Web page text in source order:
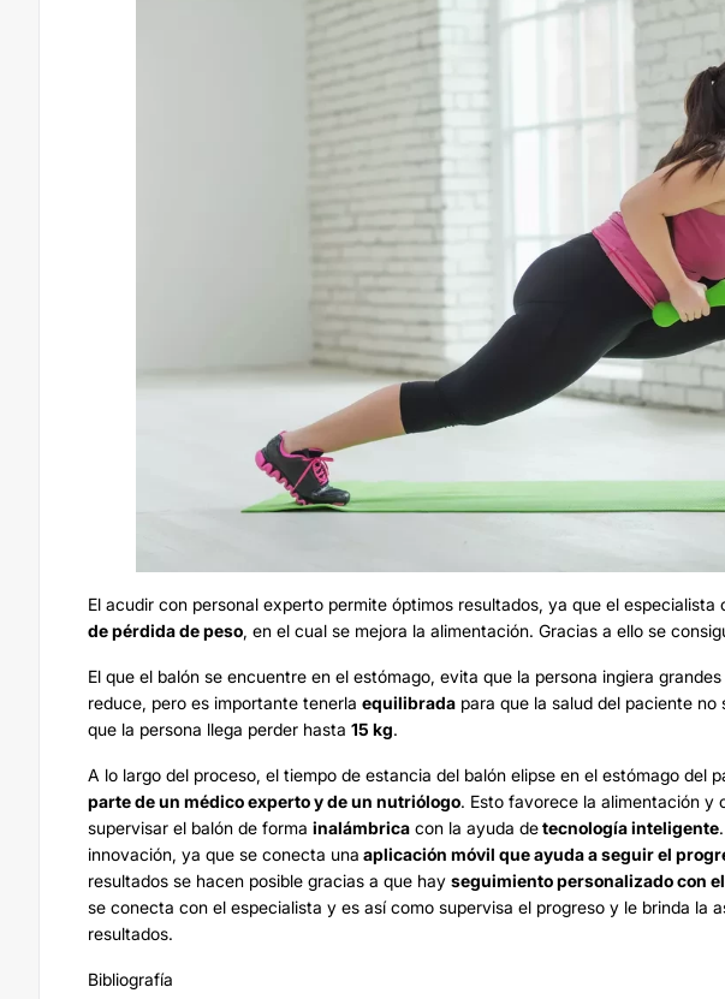
El acudir con personal experto permite óptimos resultados, ya que el especialista
de pérdida de peso, en el cual se mejora la alimentación. Gracias a ello se
El que el balón se encuentre en el estómago, evita que la persona ingiera
reduce, pero es importante tenerla equilibrada para que la salud del paciente no
que la persona llega perder hasta 15 kg.
A lo largo del proceso, el tiempo de estancia del balón elipse en el estómago del
parte de un médico experto y de un nutriólogo. Esto favorece la alimentación y
supervisar el balón de forma inalámbrica con la ayuda detecnología inteligente
innovación, ya que se conecta una aplicación móvil que ayuda a seguir el
resultados se hacen posible gracias a que hay seguimiento personalizado con
se conecta con el especialista y es así como supervisa el progreso y le brinda la
resultados.
Bibliografía